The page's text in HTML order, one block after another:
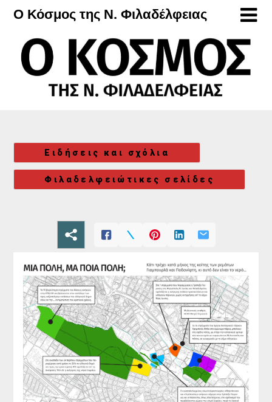
Μετάβαση
περιεχόμενο
Ο Κόσμος της Ν. Φιλαδέλφειας
Ειδήσεις και σχόλια
Φιλαδελφειώτικες σελίδες